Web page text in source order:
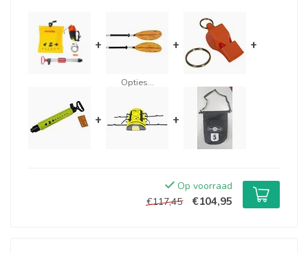
+
Opties...
+ +
+ +
Op voorraad
€117,45
€104,95